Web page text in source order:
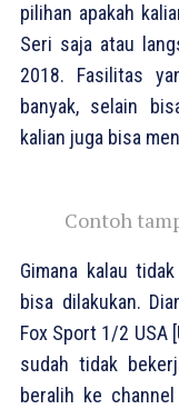
pilihan apakah
Seri saja atau
2018. Fasilitas
banyak, selain
kalian juga bisa
Contoh
Gimana kalau
bisa dilakukan.
Fox Sport 1/2 USA
sudah tidak
beralih ke